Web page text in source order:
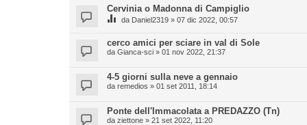
Cervinia o Madonna di Campiglio
da Daniel2319 » 07 dic 2022, 00:57
cerco amici per sciare in val di Sole
da Gianca-sci » 01 nov 2022, 21:37
4-5 giorni sulla neve a gennaio
da remedios » 01 set 2011, 18:14
Ponte dell'Immacolata a PREDAZZO (Tn)
da ziettone » 21 set 2022, 11:20